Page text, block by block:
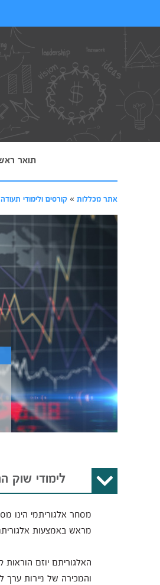
תואר
אתר מכללות » קורסים ולימודי תעודה
לימודי שוק
מסחר אלגוריתמי הינו
מראש באמצעות
האלגוריתם יוזם
והמכירה של ניירות